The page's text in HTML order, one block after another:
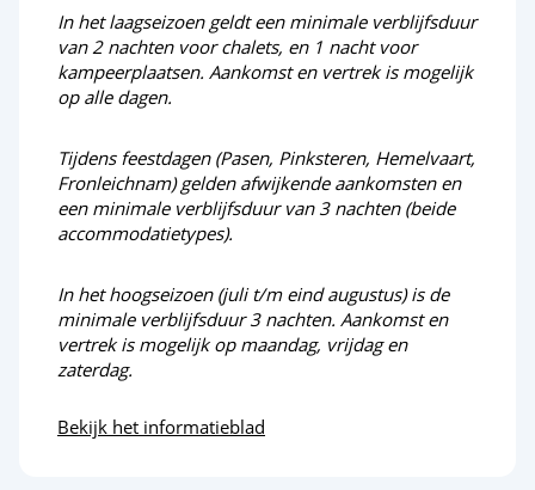
Emmen (stad)
Zuidlaren (dorp)
In het laagseizoen geldt een minimale verblijfsduur
van 2 nachten voor chalets, en 1 nacht voor
kampeerplaatsen. Aankomst en vertrek is mogelijk
op alle dagen.
Tijdens feestdagen (Pasen, Pinksteren, Hemelvaart,
Fronleichnam) gelden afwijkende aankomsten en
een minimale verblijfsduur van 3 nachten (beide
accommodatietypes).
In het hoogseizoen (juli t/m eind augustus) is de
minimale verblijfsduur 3 nachten. Aankomst en
vertrek is mogelijk op maandag, vrijdag en
zaterdag.
Bekijk het informatieblad